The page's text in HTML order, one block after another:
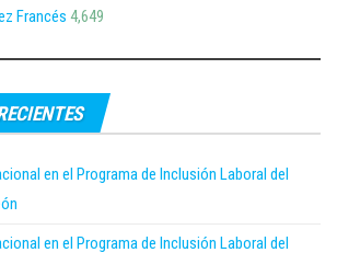
Francés 4,649
en el Programa de Inclusión Laboral del
en el Programa de Inclusión Laboral del